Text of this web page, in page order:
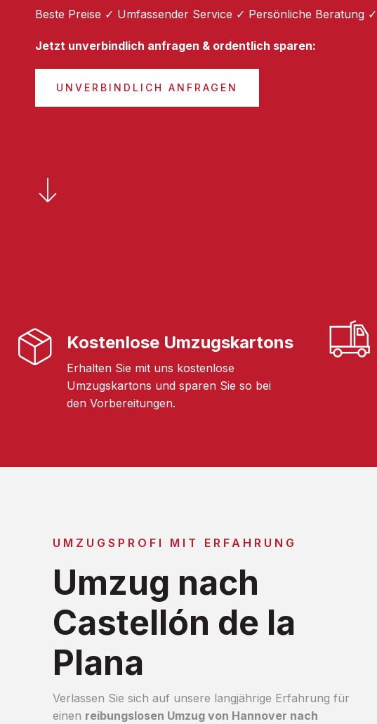
Beste Preise ✓ Umfassender Service ✓ Persönliche Beratung ✓
Jetzt unverbindlich anfragen & ordentlich sparen:
UNVERBINDLICH ANFRAGEN
Kostenlose Umzugskartons
Erhalten Sie mit uns kostenlose
Umzugskartons und sparen Sie so bei
den Vorbereitungen.
UMZUGSPROFI MIT ERFAHRUNG
Umzug nach
Castellón de la
Plana
Verlassen Sie sich auf unsere langjährige Erfahrung für
einen reibungslosen Umzug von Hannover nach